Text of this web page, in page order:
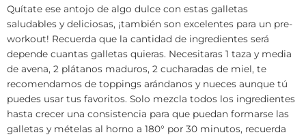
Quítate ese antojo de algo dulce con estas galletas
saludables y deliciosas, ¡también son excelentes para un pre-
workout! Recuerda que la cantidad de ingredientes será
depende cuantas galletas quieras. Necesitaras 1 taza y media
de avena, 2 plátanos maduros, 2 cucharadas de miel, te
recomendamos de toppings arándanos y nueces aunque tú
puedes usar tus favoritos. Solo mezcla todos los ingredientes
hasta crecer una consistencia para que puedan formarse las
galletas y mételas al horno a 180° por 30 minutos, recuerda